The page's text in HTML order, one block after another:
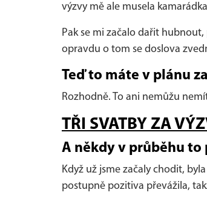
výzvy mě ale musela
Pak se mi začalo dařit
opravdu o tom se doslova
Teď to máte v plánu
Rozhodně. To ani nemůžu
TŘI SVATBY ZA
A někdy v průběhu to
Když už jsme začaly chodit,
postupně pozitiva převážila,